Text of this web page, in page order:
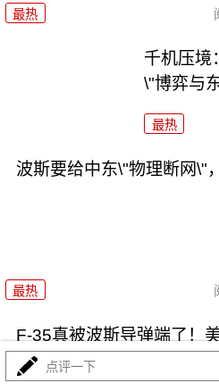
最热
千机压境
\"博弈与
最热
波斯要给中东\"物理断网\"
最热
F-35真被波斯导弹端了！
点评一下